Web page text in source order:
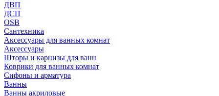
ДВП
ДСП
OSB
Сантехника
Аксессуары для ванных комнат
Аксессуары
Шторы и карнизы для ванн
Коврики для ванных комнат
Сифоны и арматура
Ванны
Ванны акриловые